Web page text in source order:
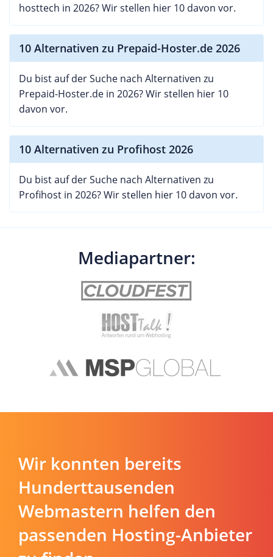
hosttech in 2026? Wir stellen hier 10 davon vor.
10 Alternativen zu Prepaid-Hoster.de 2026
Du bist auf der Suche nach Alternativen zu
Prepaid-Hoster.de in 2026? Wir stellen hier 10
davon vor.
10 Alternativen zu Profihost 2026
Du bist auf der Suche nach Alternativen zu
Profihost in 2026? Wir stellen hier 10 davon vor.
Mediapartner:
Wir konnten bereits
Hunderttausenden
Webmastern helfen den
passenden Hosting-Anbieter